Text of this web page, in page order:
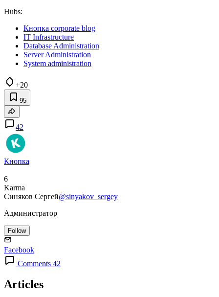
Hubs:
Кнопка corporate blog
IT Infrastructure
Database Administration
Server Administration
System administration
+20
95
42
Кнопка
6
Karma
Синяков Сергей@sinyakov_sergey
Администратор
Follow
Facebook
Comments 42
Articles